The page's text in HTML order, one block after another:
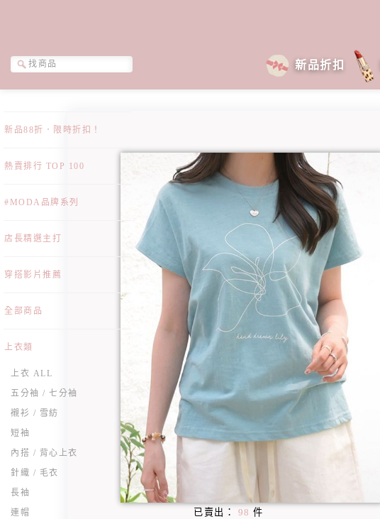
新品折扣
新品88折．限時折扣！
熱賣排行 TOP 100
#MODA品牌系列
店長精選主打
穿搭影片推薦
全部商品
上衣類
上衣 ALL
五分袖 / 七分袖
襯衫 / 雪紡
短袖
內搭 / 背心上衣
針織 / 毛衣
長袖
連帽
已賣出： 98 件